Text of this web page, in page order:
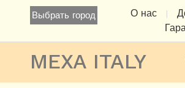
Выбрать город О нас |
MEXA ITALY